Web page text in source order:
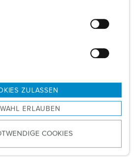
ZULASSEN
ERLAUBEN
COOKIES
avec un système
de l’énergie